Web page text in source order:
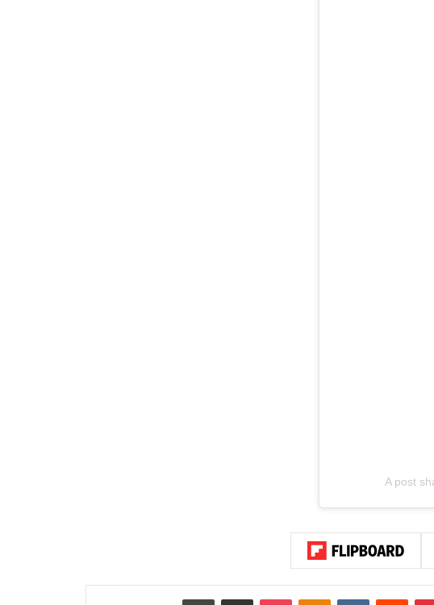
A post
بينتيريست ‏Reddit
‏VKontakte
Odnoklassniki
‫Pocket مشاركة عبر البريد طباعة